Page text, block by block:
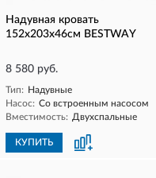
Надувная кровать
152х203х46см BESTWAY
8 580 руб.
Тип: Надувные
Насос: Со встроенным насосом
Вместимость: Двухспальные
КУПИТЬ